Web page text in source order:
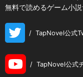
無料で読めるゲーム小説
/ TapNovel公式
/ TapNovel公式